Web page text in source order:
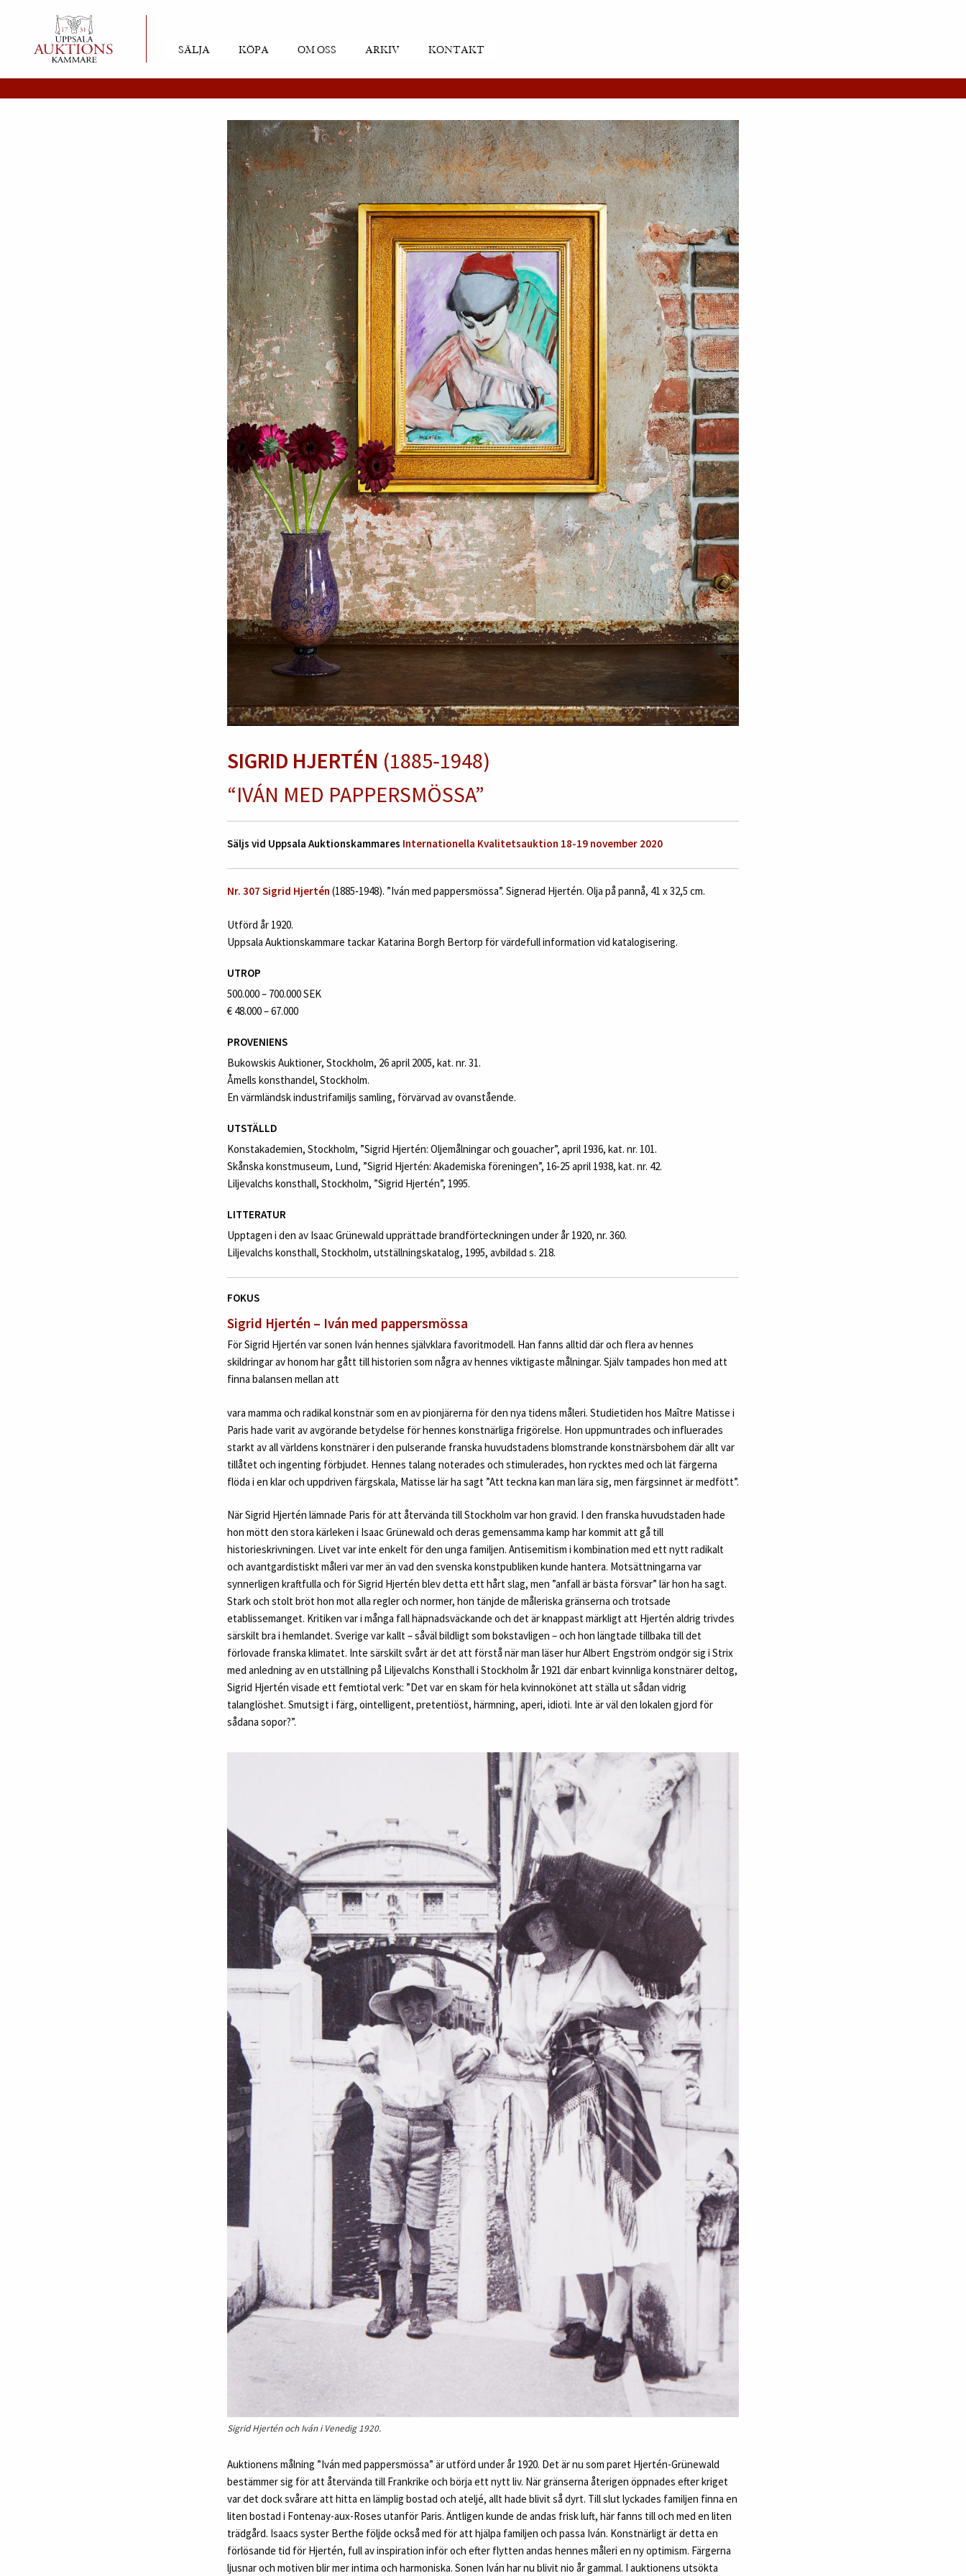
SÄLJA KÖPA OM OSS ARKIV KONTAKT
SIGRID HJERTÉN (1885‑1948)
“IVÁN MED PAPPERSMÖSSA”
Säljs vid Uppsala Auktionskammares Internationella Kvalitetsauktion 18-19 november 2020
Nr. 307 Sigrid Hjertén (1885‑1948). ”Iván med pappersmössa”. Signerad Hjertén. Olja på pannå, 41 x 32,5 cm.
Utförd år 1920.
Uppsala Auktionskammare tackar Katarina Borgh Bertorp för värdefull information vid katalogisering.
UTROP
500.000 – 700.000 SEK
€ 48.000 – 67.000
PROVENIENS
Bukowskis Auktioner, Stockholm, 26 april 2005, kat. nr. 31.
Åmells konsthandel, Stockholm.
En värmländsk industrifamiljs samling, förvärvad av ovanstående.
UTSTÄLLD
Konstakademien, Stockholm, ”Sigrid Hjertén: Oljemålningar och gouacher”, april 1936, kat. nr. 101.
Skånska konstmuseum, Lund, ”Sigrid Hjertén: Akademiska föreningen”, 16‑25 april 1938, kat. nr. 42.
Liljevalchs konsthall, Stockholm, ”Sigrid Hjertén”, 1995.
LITTERATUR
Upptagen i den av Isaac Grünewald upprättade brandförteckningen under år 1920, nr. 360.
Liljevalchs konsthall, Stockholm, utställningskatalog, 1995, avbildad s. 218.
FOKUS
Sigrid Hjertén – Iván med pappersmössa
För Sigrid Hjertén var sonen Iván hennes självklara favoritmodell. Han fanns alltid där och flera av hennes
skildringar av honom har gått till historien som några av hennes viktigaste målningar. Själv tampades hon med att
finna balansen mellan att
vara mamma och radikal konstnär som en av pionjärerna för den nya tidens måleri. Studietiden hos Maître Matisse i
Paris hade varit av avgörande betydelse för hennes konstnärliga frigörelse. Hon uppmuntrades och influerades
starkt av all världens konstnärer i den pulserande franska huvudstadens blomstrande konstnärsbohem där allt var
tillåtet och ingenting förbjudet. Hennes talang noterades och stimulerades, hon rycktes med och lät färgerna
flöda i en klar och uppdriven färgskala, Matisse lär ha sagt ”Att teckna kan man lära sig, men färgsinnet är medfött”.
När Sigrid Hjertén lämnade Paris för att återvända till Stockholm var hon gravid. I den franska huvudstaden hade
hon mött den stora kärleken i Isaac Grünewald och deras gemensamma kamp har kommit att gå till
historieskrivningen. Livet var inte enkelt för den unga familjen. Antisemitism i kombination med ett nytt radikalt
och avantgardistiskt måleri var mer än vad den svenska konstpubliken kunde hantera. Motsättningarna var
synnerligen kraftfulla och för Sigrid Hjertén blev detta ett hårt slag, men ”anfall är bästa försvar” lär hon ha sagt.
Stark och stolt bröt hon mot alla regler och normer, hon tänjde de måleriska gränserna och trotsade
etablissemanget. Kritiken var i många fall häpnadsväckande och det är knappast märkligt att Hjertén aldrig trivdes
särskilt bra i hemlandet. Sverige var kallt – såväl bildligt som bokstavligen – och hon längtade tillbaka till det
förlovade franska klimatet. Inte särskilt svårt är det att förstå när man läser hur Albert Engström ondgör sig i Strix
med anledning av en utställning på Liljevalchs Konsthall i Stockholm år 1921 där enbart kvinnliga konstnärer deltog,
Sigrid Hjertén visade ett femtiotal verk: ”Det var en skam för hela kvinnokönet att ställa ut sådan vidrig
talanglöshet. Smutsigt i färg, ointelligent, pretentiöst, härmning, aperi, idioti. Inte är väl den lokalen gjord för
sådana sopor?”.
Sigrid Hjertén och Iván i Venedig 1920.
Auktionens målning ”Iván med pappersmössa” är utförd under år 1920. Det är nu som paret Hjertén-Grünewald
bestämmer sig för att återvända till Frankrike och börja ett nytt liv. När gränserna återigen öppnades efter kriget
var det dock svårare att hitta en lämplig bostad och ateljé, allt hade blivit så dyrt. Till slut lyckades familjen finna en
liten bostad i Fontenay-aux-Roses utanför Paris. Äntligen kunde de andas frisk luft, här fanns till och med en liten
trädgård. Isaacs syster Berthe följde också med för att hjälpa familjen och passa Iván. Konstnärligt är detta en
förlösande tid för Hjertén, full av inspiration inför och efter flytten andas hennes måleri en ny optimism. Färgerna
ljusnar och motiven blir mer intima och harmoniska. Sonen Iván har nu blivit nio år gammal. I auktionens utsökta